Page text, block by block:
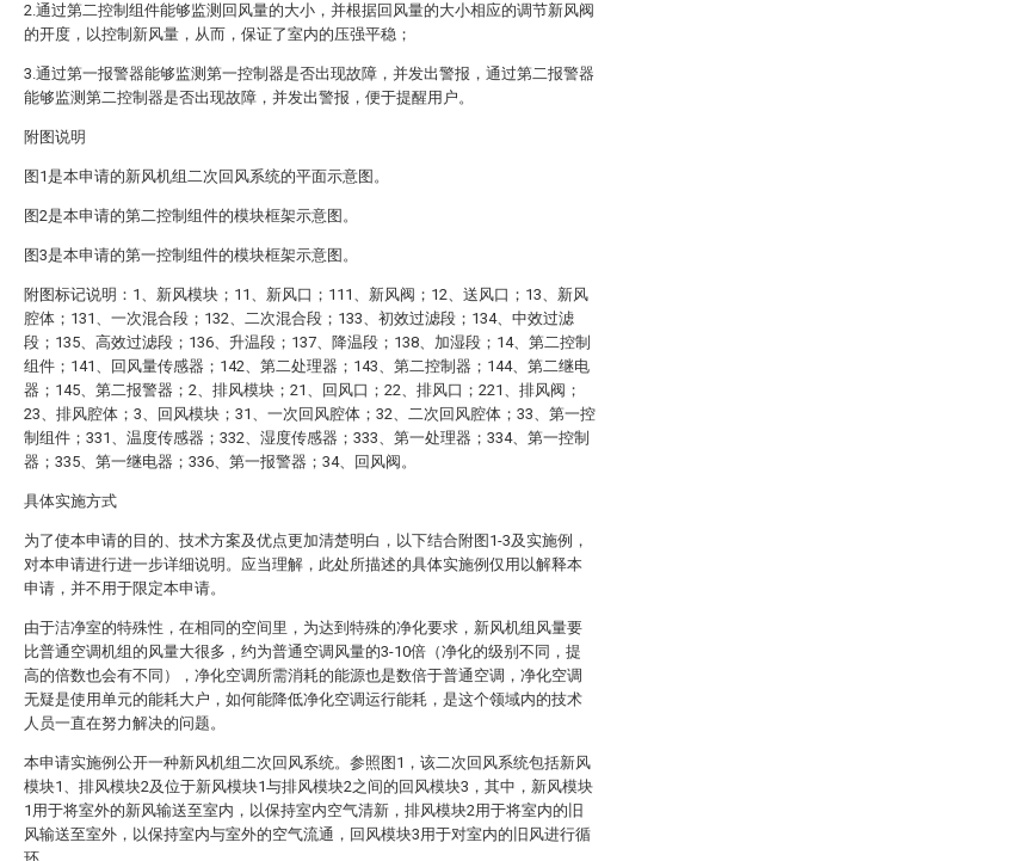
2.通过第二控制组件能够监测回风量的大小，并根据回风量的大小相应的调节新风阀
的开度，以控制新风量，从而，保证了室内的压强平稳；
3.通过第一报警器能够监测第一控制器是否出现故障，并发出警报，通过第二报警器
能够监测第二控制器是否出现故障，并发出警报，便于提醒用户。
附图说明
图1是本申请的新风机组二次回风系统的平面示意图。
图2是本申请的第二控制组件的模块框架示意图。
图3是本申请的第一控制组件的模块框架示意图。
附图标记说明：1、新风模块；11、新风口；111、新风阀；12、送风口；13、新风
腔体；131、一次混合段；132、二次混合段；133、初效过滤段；134、中效过滤
段；135、高效过滤段；136、升温段；137、降温段；138、加湿段；14、第二控制
组件；141、回风量传感器；142、第二处理器；143、第二控制器；144、第二继电
器；145、第二报警器；2、排风模块；21、回风口；22、排风口；221、排风阀；
23、排风腔体；3、回风模块；31、一次回风腔体；32、二次回风腔体；33、第一控
制组件；331、温度传感器；332、湿度传感器；333、第一处理器；334、第一控制
器；335、第一继电器；336、第一报警器；34、回风阀。
具体实施方式
为了使本申请的目的、技术方案及优点更加清楚明白，以下结合附图1-3及实施例，
对本申请进行进一步详细说明。应当理解，此处所描述的具体实施例仅用以解释本
申请，并不用于限定本申请。
由于洁净室的特殊性，在相同的空间里，为达到特殊的净化要求，新风机组风量要
比普通空调机组的风量大很多，约为普通空调风量的3-10倍（净化的级别不同，提
高的倍数也会有不同），净化空调所需消耗的能源也是数倍于普通空调，净化空调
无疑是使用单元的能耗大户，如何能降低净化空调运行能耗，是这个领域内的技术
人员一直在努力解决的问题。
本申请实施例公开一种新风机组二次回风系统。参照图1，该二次回风系统包括新风
模块1、排风模块2及位于新风模块1与排风模块2之间的回风模块3，其中，新风模块
1用于将室外的新风输送至室内，以保持室内空气清新，排风模块2用于将室内的旧
风输送至室外，以保持室内与室外的空气流通，回风模块3用于对室内的旧风进行循